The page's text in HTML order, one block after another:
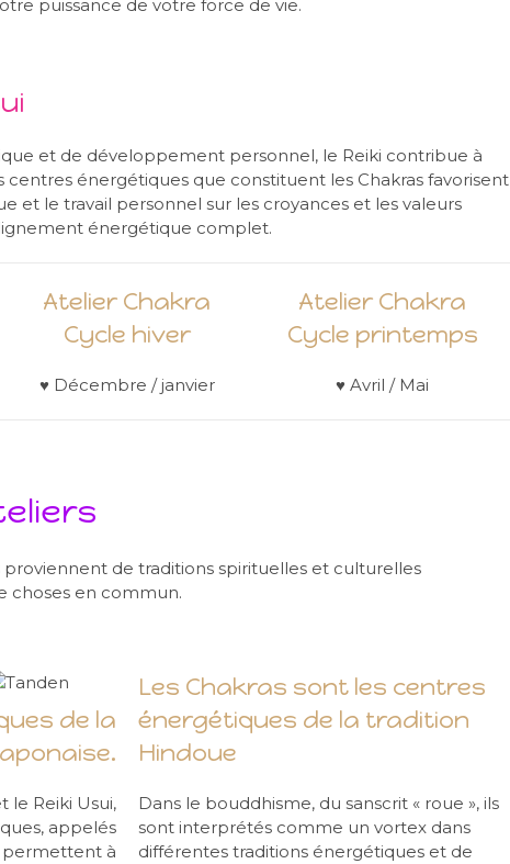
puissance de votre force de vie.
et de développement personnel, le Reiki contribue à
énergétiques que constituent les Chakras favorisent
et le travail personnel sur les croyances et les valeurs
énergétique complet.
Atelier Chakra
Cycle hiver
♥ Décembre / janvier
Atelier Chakra
Cycle printemps
♥ Avril / Mai
proviennent de traditions spirituelles et culturelles
choses en commun.
de la
le Reiki Usui,
appelés
permettent à
Les Chakras sont les centres
énergétiques de la tradition
Hindoue
Dans le bouddhisme, du sanscrit « roue », ils
sont interprétés comme un vortex dans
différentes traditions énergétiques et de